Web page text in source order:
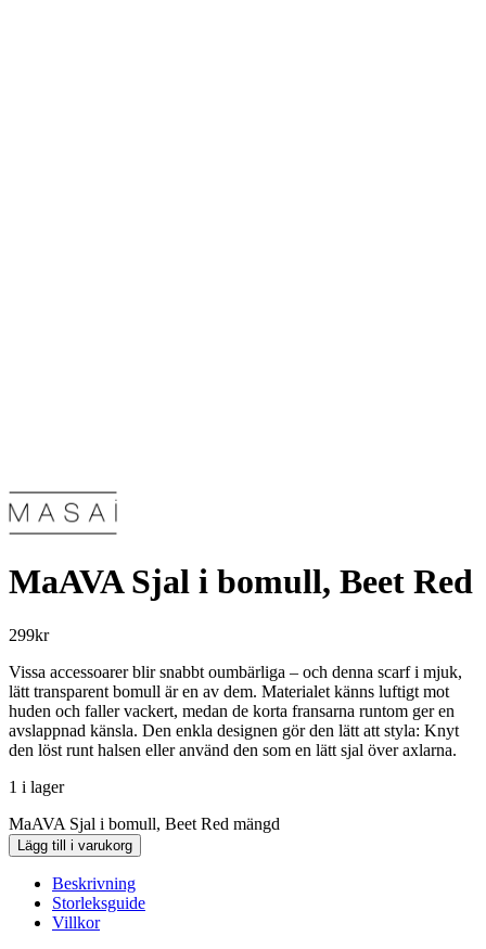
MaAVA Sjal i bomull, Beet Red
299kr
Vissa accessoarer blir snabbt oumbärliga – och denna scarf i mjuk,
lätt transparent bomull är en av dem. Materialet känns luftigt mot
huden och faller vackert, medan de korta fransarna runtom ger en
avslappnad känsla. Den enkla designen gör den lätt att styla: Knyt
den löst runt halsen eller använd den som en lätt sjal över axlarna.
1 i lager
MaAVA Sjal i bomull, Beet Red mängd
Lägg till i varukorg
Beskrivning
Storleksguide
Villkor